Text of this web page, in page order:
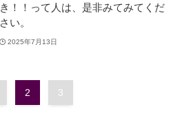
き！！って人は、是非みてみてくだ
さい。
2025年7月13日
2 3